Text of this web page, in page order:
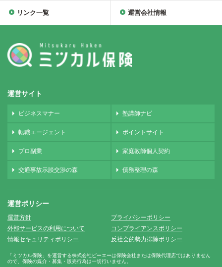
リンク一覧 運営会社情報
運営サイト
ビジネスマナー 塾講師ナビ
転職エージェント ポイントサイト
プロ副業 家庭教師個人契約
交通事故示談交渉の森 債務整理の森
運営ポリシー
運営方針
プライバシーポリシー
外部サービスの利用について
コンプライアンスポリシー
情報セキュリティポリシー
反社会的勢力排除ポリシー
「ミツカル保険」を運営する株式会社ピーエーは保険会社または保険代理店ではありません
ので、保険の媒介・募集・販売行為は一切行いません。